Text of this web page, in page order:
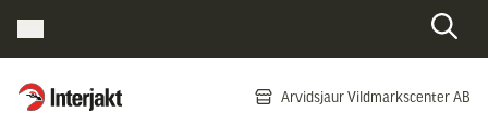
Interjakt SE Arvidsjaur Vildmarkscenter AB